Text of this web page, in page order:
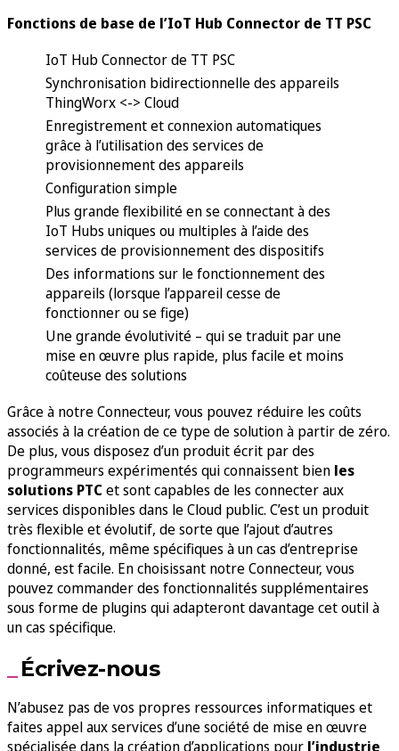
Fonctions de base de l’IoT Hub Connector de TT PSC
IoT Hub Connector de TT PSC
Synchronisation bidirectionnelle des appareils
ThingWorx <-> Cloud
Enregistrement et connexion automatiques
grâce à l’utilisation des services de
provisionnement des appareils
Configuration simple
Plus grande flexibilité en se connectant à des
IoT Hubs uniques ou multiples à l’aide des
services de provisionnement des dispositifs
Des informations sur le fonctionnement des
appareils (lorsque l’appareil cesse de
fonctionner ou se fige)
Une grande évolutivité – qui se traduit par une
mise en œuvre plus rapide, plus facile et moins
coûteuse des solutions
Grâce à notre Connecteur, vous pouvez réduire les coûts
associés à la création de ce type de solution à partir de zéro.
De plus, vous disposez d’un produit écrit par des
programmeurs expérimentés qui connaissent bien les
solutions PTCet sont capables de les connecter aux
services disponibles dans le Cloud public. C’est un produit
très flexible et évolutif, de sorte que l’ajout d’autres
fonctionnalités, même spécifiques à un cas d’entreprise
donné, est facile. En choisissant notre Connecteur, vous
pouvez commander des fonctionnalités supplémentaires
sous forme de plugins qui adapteront davantage cet outil à
un cas spécifique.
Écrivez-nous
N’abusez pas de vos propres ressources informatiques et
faites appel aux services d’une société de mise en œuvre
spécialisée dans la création d’applications pour l’industrie